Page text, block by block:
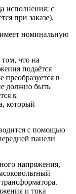
исполнения: с
при заказе).
имеет номинальную
что на
подаётся
преобразуется в
должно быть
к
который
с помощью
панели
напряжения,
и тока